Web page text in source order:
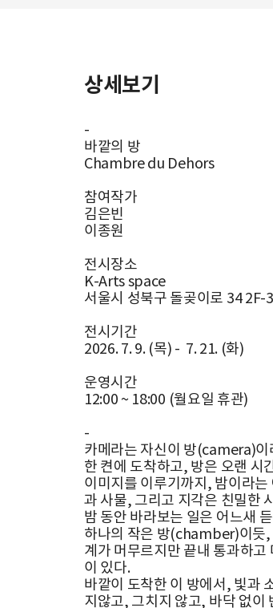
상세보기
-
바깥의 방
Chambre du Dehors
참여작가
김은빈
이종원
전시장소
K-Arts space
서울시 성북구 돌곶이로 34 2F-
전시기간
2026. 7. 9. (목) - 7. 21. (화)
운영시간
12:00 ~ 18:00 (월요일 휴관)
-
카메라는 자신이 방(camera)이
한 켠에 도착하고, 방은 오랜 시
이미지를 이루기까지, 밤이라는
과 사물, 그리고 지각은 친밀한
밤 동안 바라보는 일은 어느새
하나의 작은 방(chamber)이듯,
계가 머무르지만 끝내 통과하
이 있다.
바깥이 도착한 이 방에서, 빛과
지않고, 그치지 않고, 바닥 없이